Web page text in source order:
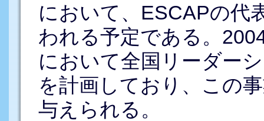
において、ESCAPの代
われる予定である。
において全国リーダー
を計画しており、この
与えられる。